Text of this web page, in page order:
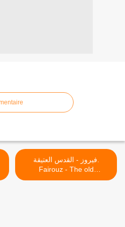
فيروز - القدس العتيقة.
Fairouz - The old
Jerusalem >